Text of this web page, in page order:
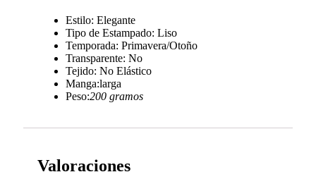
Estilo: Elegante
Tipo de Estampado: Liso
Temporada: Primavera/Otoño
Transparente: No
Tejido: No Elástico
Manga:larga
Peso:200 gramos
Valoraciones